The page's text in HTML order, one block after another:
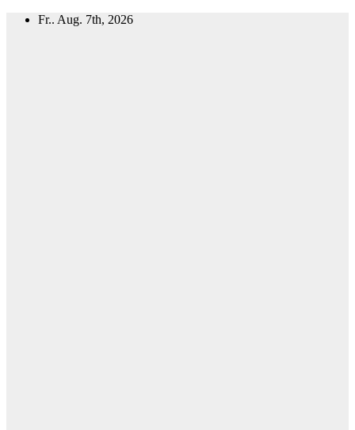
Zum
Fr.. Aug. 7th, 2026